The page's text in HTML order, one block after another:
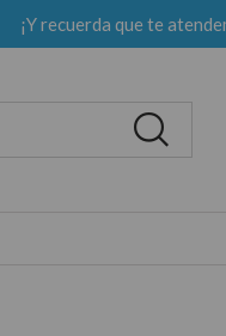
¡Y recuerda que te